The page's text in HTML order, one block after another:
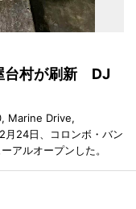
台村が刷新 DJ
Marine Drive,
24日、コロンボ・バン
アルオープンした。